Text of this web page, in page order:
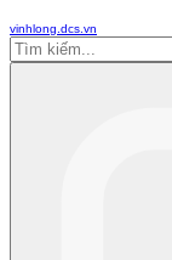
vinhlong.dcs.vn